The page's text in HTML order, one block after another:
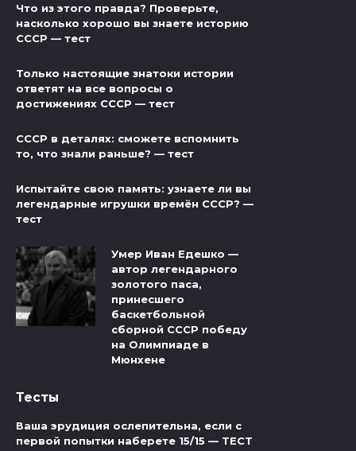
Что из этого правда? Проверьте,
насколько хорошо вы знаете историю
СССР — тест
Только настоящие знатоки истории
ответят на все вопросы о
достижениях СССР — тест
СССР в деталях: сможете вспомнить
то, что знали раньше? — тест
Испытайте свою память: узнаете ли вы
легендарные игрушки времён СССР? —
тест
Умер Иван Едешко —
автор легендарного
золотого паса,
принесшего
баскетбольной
сборной СССР победу
на Олимпиаде в
Мюнхене
Тесты
Ваша эрудиция ослепительна, если с
первой попытки наберете 15/15 — ТЕСТ